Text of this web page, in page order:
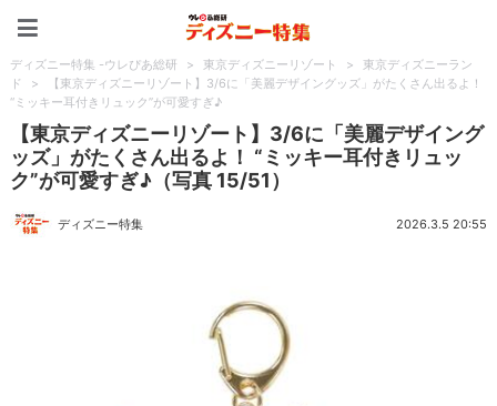
ディズニー特集 -ウレぴあ総研 > 東京ディズニーリゾート >
東京ディズニーラン
ド
>
【東京ディズニーリゾート】3/6に「美麗デザイングッズ」がたくさん出るよ！
“ミッキー耳付きリュック”が可愛すぎ♪
【東京ディズニーリゾート】3/6に「美麗デザイング
ッズ」がたくさん出るよ！ “ミッキー耳付きリュッ
ク”が可愛すぎ♪（写真 15/51）
ディズニー特集 2026.3.5 20:55